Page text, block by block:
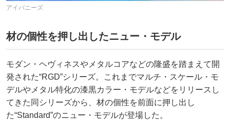
アイバニーズ
材の個性を押し出したニュー・モデル
モダン・ヘヴィネスやメタルコアなどの隆盛を踏まえて開
発された“RGD”シリーズ。これまでマルチ・スケール・モ
デルやメタル特化の漆黒カラー・モデルなどをリリースし
てきた同シリーズから、材の個性を前面に押し出し
た“Standard”のニュー・モデルが登場した。